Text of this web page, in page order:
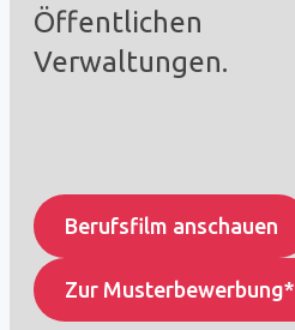
Öffentlichen
Verwaltungen.
Berufsfilm anschauen
Zur Musterbewerbung*